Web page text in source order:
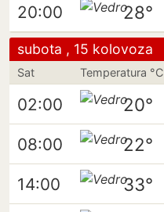
20:00 28°
subota , 15 kolovoza
Sat Temperatura °C
02:00 20°
08:00 22°
14:00 33°